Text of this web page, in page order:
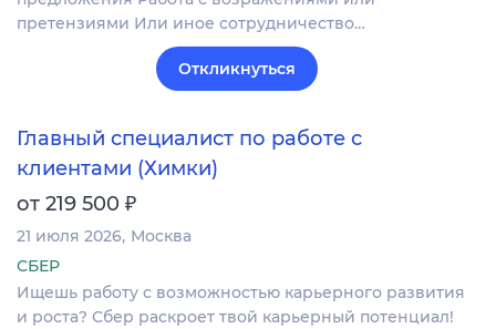
претензиями Или иное сотрудничество…
Откликнуться
Главный специалист по работе с
клиентами (Химки)
от 219 500 ₽
21 июля 2026 Москва
СБЕР
Ищешь работу с возможностью карьерного развития
и роста? Сбер раскроет твой карьерный потенциал!